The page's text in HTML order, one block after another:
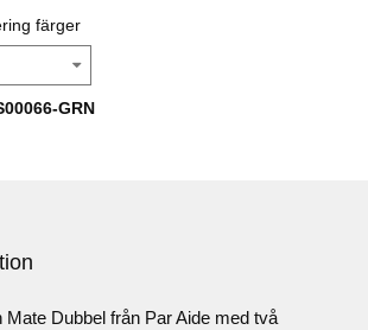
färger
GRN
Mate Dubbel från Par Aide med två